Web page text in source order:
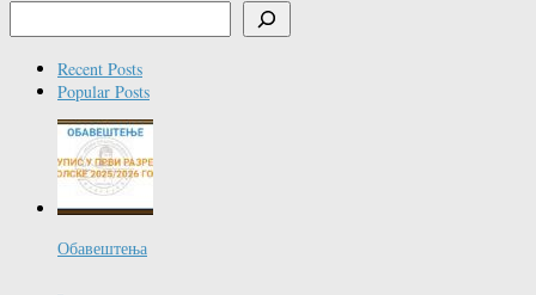
Recent Posts
Popular Posts
Обавештења